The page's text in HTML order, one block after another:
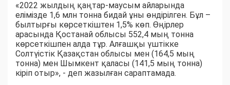
«2022 жылдың қаңтар-маусым айларында
елімізде 1,6 млн тонна бидай ұны өндірілген. Бұл –
былтырғы көрсеткіштен 1,5% көп. Өңірлер
арасында Қостанай облысы 552,4 мың тонна
көрсеткішпен алда тұр. Алғашқы үштікке
Солтүістік Қазақстан облысы мен (164,5 мың
тонна) мен Шымкент қаласы (141,5 мың тонна)
кіріп отыр», - деп жазылған сараптамада.